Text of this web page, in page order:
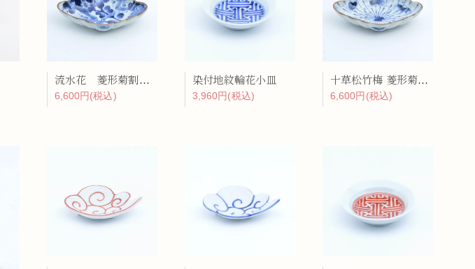
流水花 菱形菊割向付
6,600円(税込)
染付地紋輪花小皿
3,960円(税込)
十草松竹梅 菱形菊割向付
6,600円(税込)